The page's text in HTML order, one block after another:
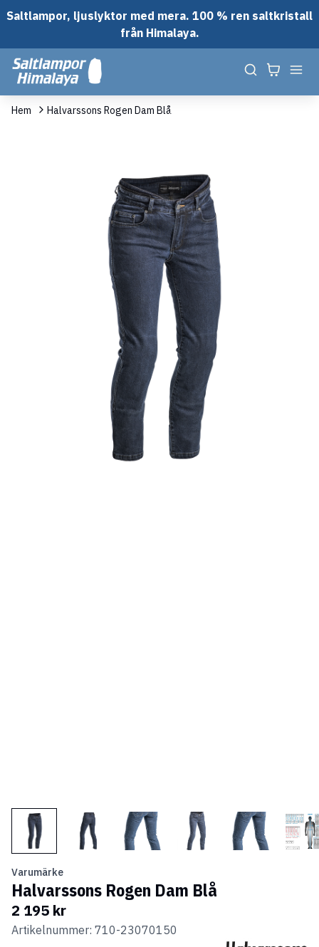
Saltlampor, ljuslyktor med mera. 100 % ren saltkristall
från Himalaya.
Hem Halvarssons Rogen Dam Blå
Varumärke
Halvarssons Rogen Dam Blå
2 195 kr
Artikelnummer: 710-23070150